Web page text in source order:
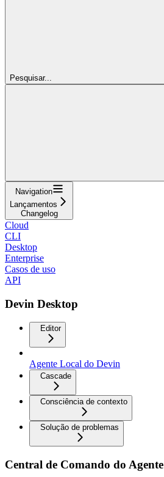
Pesquisar...
Navigation
Lançamentos
Changelog
Cloud
CLI
Desktop
Enterprise
Casos de uso
API
Devin Desktop
Editor
Agente Local do Devin
Cascade
Consciência de contexto
Solução de problemas
Central de Comando do Agente